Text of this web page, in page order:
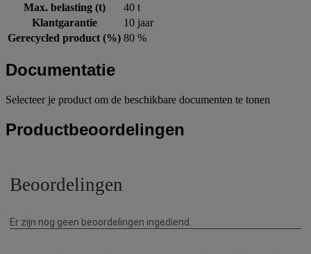
Max. belasting (t)
40 t
Klantgarantie
10 jaar
Gerecycled product (%) 80 %
Documentatie
Selecteer je product om de beschikbare documenten te tonen
Productbeoordelingen